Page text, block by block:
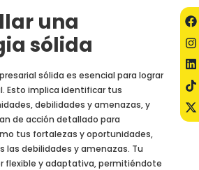
una
sólida
sólida es esencial para lograr
Esto implica identificar tus
debilidades y amenazas, y
de acción detallado para
tus fortalezas y oportunidades,
las debilidades y amenazas. Tu
flexible y adaptativa, permitiéndote